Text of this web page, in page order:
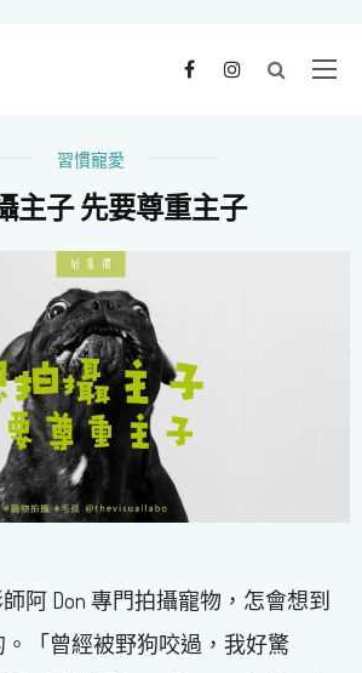
習慣寵愛
主子 先要尊重主子
師阿 Don 專門拍攝寵物，怎會想到
「曾經被野狗咬過，我好驚